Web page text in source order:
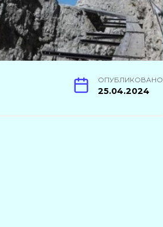
ОПУБЛИКОВАНО
25.04.2024